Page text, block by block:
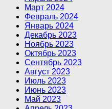
Март 2024
Февраль 2024
Январь 2024
Декабрь 2023
Ноябрь 2023
Октябрь 2023
Сентябрь 2023
Август 2023
Июль 2023
Июнь 2023
Май 2023